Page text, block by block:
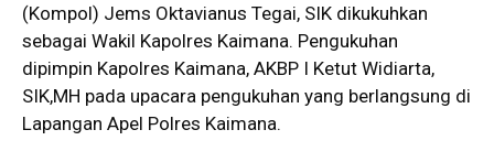
(Kompol) Jems Oktavianus Tegai, SIK dikukuhkan
sebagai Wakil Kapolres Kaimana. Pengukuhan
dipimpin Kapolres Kaimana, AKBP I Ketut Widiarta,
SIK,MH pada upacara pengukuhan yang berlangsung di
Lapangan Apel Polres Kaimana.